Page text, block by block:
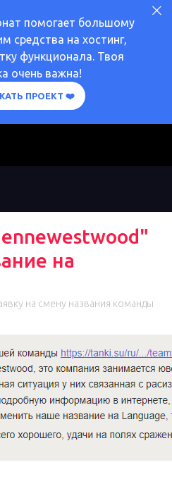
помогает большому
средства на хостинг,
функционала. Твоя
очень важна!
ПРОЕКТ ❤️
на
на смену названия команды